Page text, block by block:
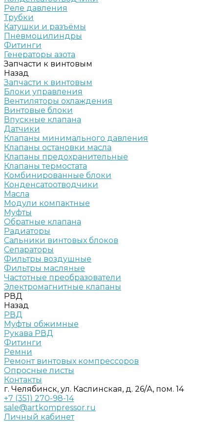
Реле давления
Трубки
Катушки и разъёмы
Пневмоцилиндры
Фитинги
Генераторы азота
Запчасти к винтовым
Назад
Запчасти к винтовым
Блоки управления
Вентиляторы охлаждения
Винтовые блоки
Впускные клапана
Датчики
Клапаны минимального давления
Клапаны остановки масла
Клапаны предохранительные
Клапаны термостата
Комбинированные блоки
Конденсатоотводчики
Масла
Модули компактные
Муфты
Обратные клапана
Радиаторы
Сальники винтовых блоков
Сепараторы
Фильтры воздушные
Фильтры масляные
Частотные преобразователи
Электромагнитные клапаны
РВД
Назад
РВД
Муфты обжимные
Рукава РВД
Фитинги
Ремни
Ремонт винтовых компрессоров
Опросные листы
Контакты
г. Челябинск, ул. Каслинская, д. 26/А, пом. 14
+7 (351) 270-98-14
sale@artkompressor.ru
Личный кабинет